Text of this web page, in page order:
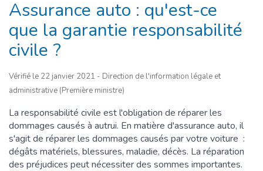
Assurance auto : qu'est-ce
que la garantie responsabilité
civile ?
Vérifié le 22 janvier 2021 - Direction de l'information légale et
administrative (Première ministre)
La responsabilité civile est l'obligation de réparer les
dommages causés à autrui. En matière d'assurance auto, il
s'agit de réparer les dommages causés par votre voiture :
dégâts matériels, blessures, maladie, décès. La réparation
des préjudices peut nécessiter des sommes importantes.